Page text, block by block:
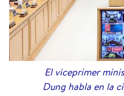
El viceprimer
Dung habla en la